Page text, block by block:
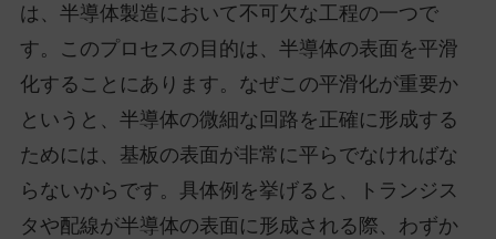
は、半導体製造において不可欠な工程の一つで
す。このプロセスの目的は、半導体の表面を平滑
化することにあります。なぜこの平滑化が重要か
というと、半導体の微細な回路を正確に形成する
ためには、基板の表面が非常に平らでなければな
らないからです。具体例を挙げると、トランジス
タや配線が半導体の表面に形成される際、わずか